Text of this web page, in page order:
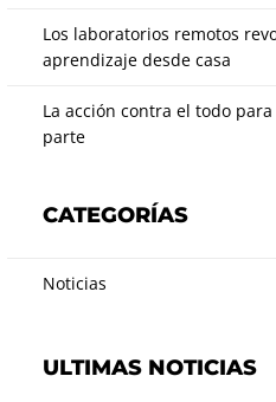
Los laboratorios remotos
aprendizaje desde casa
La acción contra el todo
parte
CATEGORÍAS
Noticias
ULTIMAS NOTICIAS